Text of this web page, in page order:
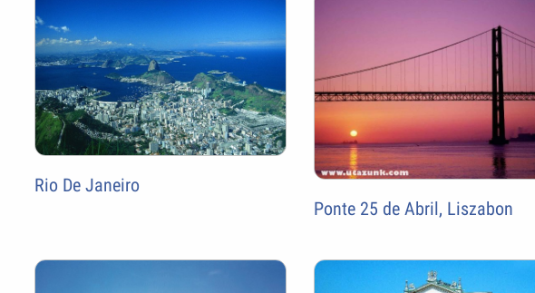
Rio De Janeiro
Ponte 25 de Abril, Liszabon